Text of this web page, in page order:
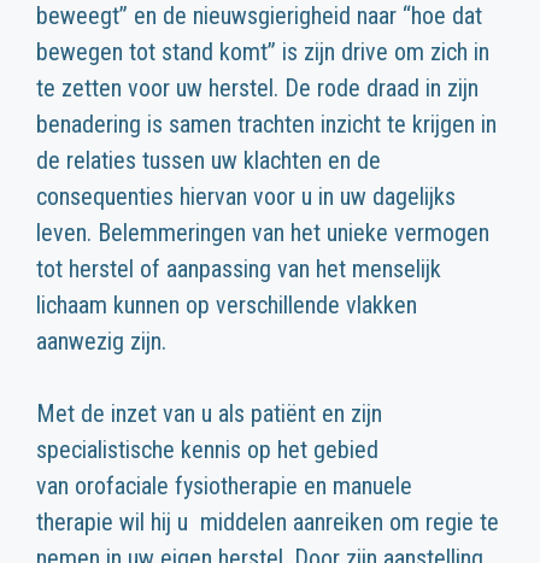
beweegt” en de nieuwsgierigheid naar “hoe dat
bewegen tot stand komt” is zijn drive om zich in
te zetten voor uw herstel. De rode draad in zijn
benadering is samen trachten inzicht te krijgen in
de relaties tussen uw klachten en de
consequenties hiervan voor u in uw dagelijks
leven. Belemmeringen van het unieke vermogen
tot herstel of aanpassing van het menselijk
lichaam kunnen op verschillende vlakken
aanwezig zijn.
Met de inzet van u als patiënt en zijn
specialistische kennis op het gebied
van orofaciale fysiotherapie en manuele
therapie wil hij u middelen aanreiken om regie te